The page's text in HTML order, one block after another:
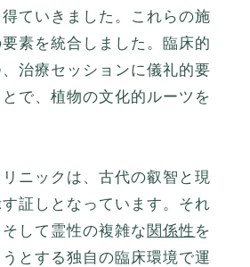
ていきました。これらの施
素を統合しました。臨床的
治療セッションに儀礼的要
で、植物の文化的ルーツを
ニックは、古代の叡智と現
証しとなっています。それ
して霊性の複雑な関係性 を
とする独自の臨床環境で運